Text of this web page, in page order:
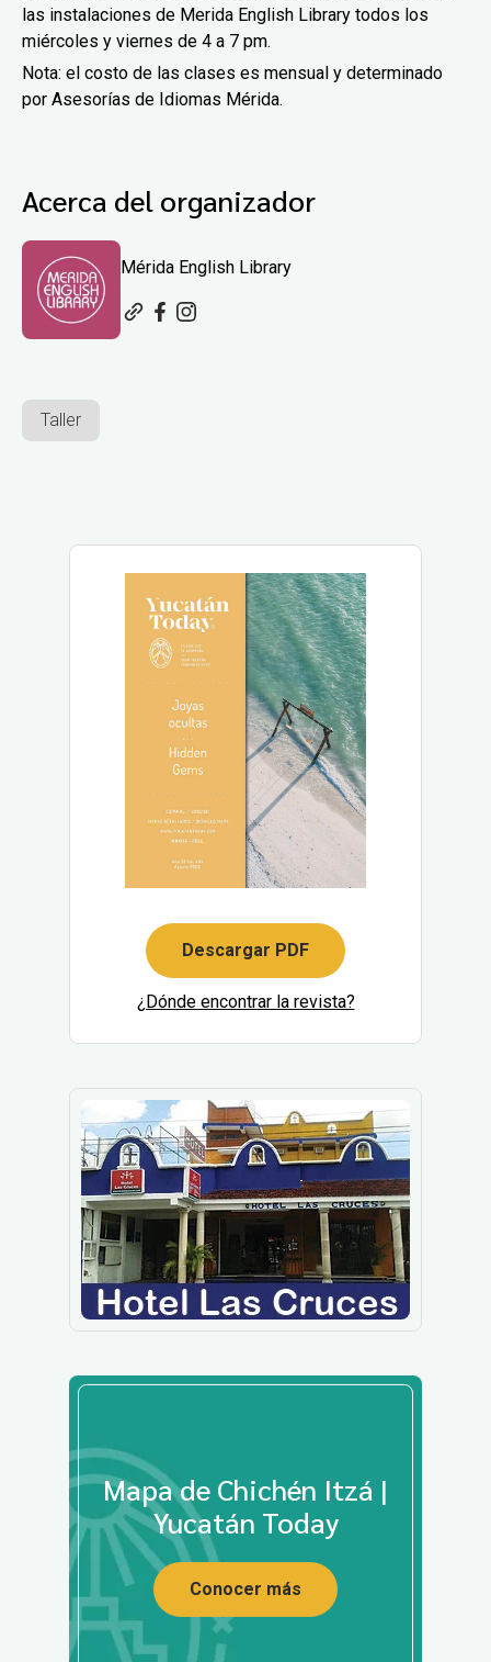
las instalaciones de Merida English Library todos los
miércoles y viernes de 4 a 7 pm.
Nota: el costo de las clases es mensual y determinado
por Asesorías de Idiomas Mérida.
Acerca del organizador
Mérida English Library
Taller
Descargar PDF
¿Dónde encontrar la revista?
Mapa de Chichén Itzá |
Yucatán Today
Conocer más